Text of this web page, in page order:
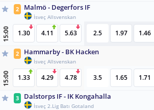
2 Malmö - Degerfors IF
İsveç Allsvenskan
15:00 1.30 4.11 5.63 2.5 1.97 1.46
2 Hammarby - BK Hacken
İsveç Allsvenskan
15:00 1.33 4.29 4.78 3.5 1.65 1.71
3 Dalstorps IF - IK Kongahalla
İsveç 2.Lig Batı Gotaland